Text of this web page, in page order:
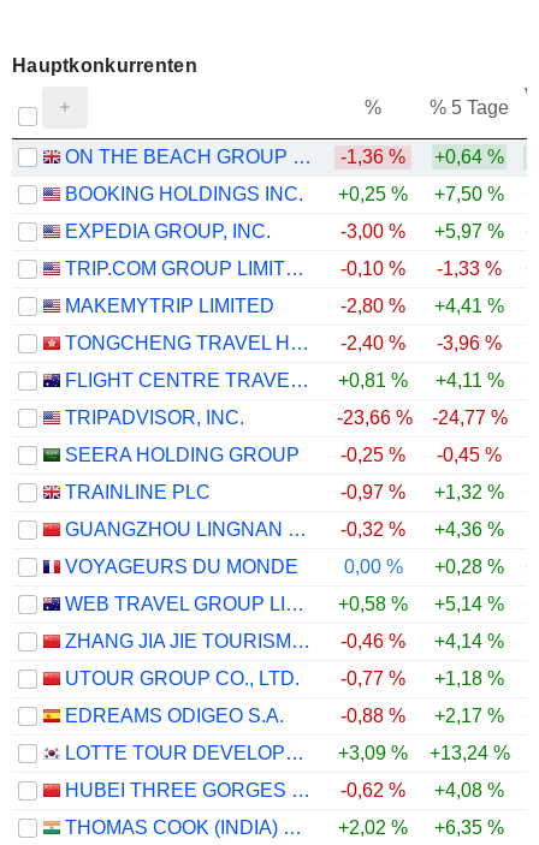
Hauptkonkurrenten
% % 5 Tage
ON THE BEACH GROUP PLC -1,36 % +0,64 %
BOOKING HOLDINGS INC.
+0,25 % +7,50 %
EXPEDIA GROUP, INC.
-3,00 % +5,97 %
TRIP.COM GROUP LIMITED
-0,10 % -1,33 %
MAKEMYTRIP LIMITED
-2,80 % +4,41 %
TONGCHENG TRAVEL HOLDINGS LIMITED
-2,40 % -3,96 %
FLIGHT CENTRE TRAVEL GROUP LIMITED
+0,81 % +4,11 %
TRIPADVISOR, INC.
-23,66 % -24,77 %
SEERA HOLDING GROUP
-0,25 % -0,45 %
TRAINLINE PLC
-0,97 % +1,32 %
GUANGZHOU LINGNAN GROUP HOLDINGS COMPANY LIMITED
-0,32 % +4,36 %
VOYAGEURS DU MONDE
0,00 % +0,28 %
WEB TRAVEL GROUP LIMITED
+0,58 % +5,14 %
ZHANG JIA JIE TOURISM GROUP CO., LTD
-0,46 % +4,14 %
UTOUR GROUP CO., LTD.
-0,77 % +1,18 %
EDREAMS ODIGEO S.A.
-0,88 % +2,17 %
LOTTE TOUR DEVELOPMENT CO., LTD.
+3,09 % +13,24 %
HUBEI THREE GORGES TOURISM GROUP CO., LTD.
-0,62 % +4,08 %
THOMAS COOK (INDIA) LIMITED
+2,02 % +6,35 %